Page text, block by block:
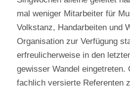
mal weniger Mitarbeiter für
Volkstanz, Handarbeiten und
Organisation zur Verfügung
erfreulicherweise in den
gewisser Wandel eingetreten.
fachlich versierte Referenten